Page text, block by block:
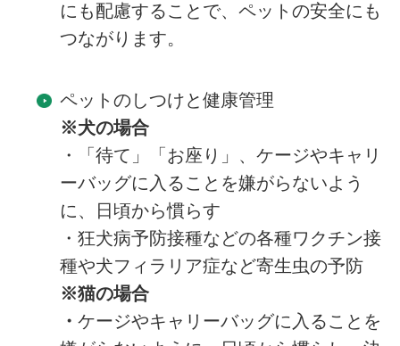
にも配慮することで、ペットの安全にも
つながります。
ペットのしつけと健康管理
※犬の場合
・「待て」「お座り」、ケージやキャリ
ーバッグに入ることを嫌がらないよう
に、日頃から慣らす
・狂犬病予防接種などの各種ワクチン接
種や犬フィラリア症など寄生虫の予防
※猫の場合
・ ケージやキャリーバッグに入ることを